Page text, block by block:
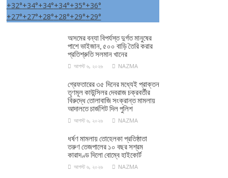
+32°+34°+34°+34°+35°+36°
+27°+27°+28°+28°+29°+29°
অসমের বন্যা বিপর্যস্ত দুর্গত মানুষের
পাশে ভাইজান, ৫০০ বাড়ি তৈরি করার
প্রতিশ্রুতি সলমান খানের
আগস্ট ৬, ২০২৬ NAZMA
গ্রেফতারের ৩৫ দিনের মধ্যেই প্রাক্তন
তৃণমূল কাউন্সিলর দেবরাজ চক্রবর্তীর
বিরুদ্ধে তোলাবাজি সংক্রান্ত মামলায়
আদালতে চার্জশিট দিল পুলিশ
আগস্ট ৬, ২০২৬ NAZMA
ধর্ষণ মামলায় তোহেলকা প্রতিষ্ঠাতা
তরুণ তেজপালের ১০ বছর সশ্রম
কারাদণ্ড দিলো বোম্বে হাইকোর্ট
আগস্ট ৬, ২০২৬ NAZMA